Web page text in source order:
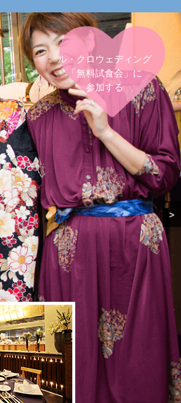
ル・クロウェディング
「無料試食会」に
参加する
>